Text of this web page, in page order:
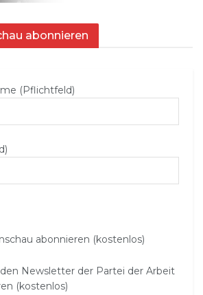
abonnieren
(Pflichtfeld)
abonnieren (kostenlos)
Newsletter der Partei der Arbeit
(kostenlos)